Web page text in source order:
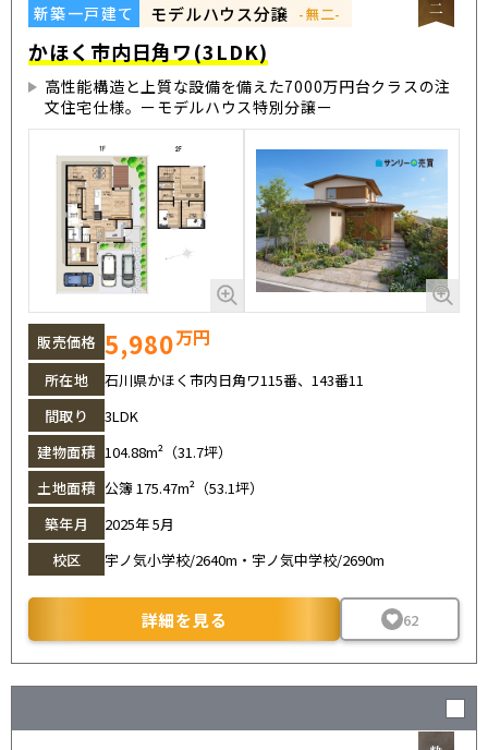
新築一戸建て モデルハウス分譲 -無二-
かほく市内日角ワ(3LDK)
高性能構造と上質な設備を備えた7000万円台クラスの注
文住宅仕様。ーモデルハウス特別分譲ー
販売価格 5,980万円
所在地
石川県かほく市内日角ワ115番、143番11
間取り
3LDK
建物面積 104.88m²（31.7坪）
土地面積 公簿 175.47m²（53.1坪）
築年月
2025年 5月
校区
宇ノ気小学校/2640m・宇ノ気中学校/2690m
詳細を見る 62